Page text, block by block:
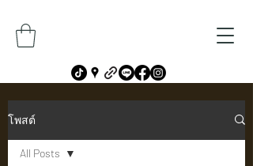
โพสต์
All Posts